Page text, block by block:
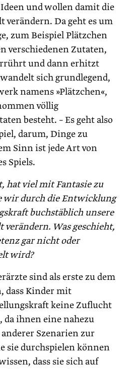
und wollen damit die
verändern. Da geht es um
zum Beispiel Plätzchen
verschiedenen Zutaten,
und dann erhitzt
sich grundlegend,
namens »Plätzchen«,
völlig
besteht. – Es geht also
darum, Dinge zu
Sinn ist jede Art von
Spiels.
hat viel mit Fantasie zu
wir durch die Entwicklung
buchstäblich unsere
verändern. Was geschieht,
gar nicht oder
wird?
sind als erste zu dem
dass Kinder mit
keine Zuflucht
da ihnen eine nahezu
Szenarien zur
sie durchspielen können
dass sie sich auf